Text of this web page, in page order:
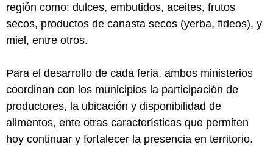
región como: dulces, embutidos, aceites, frutos
secos, productos de canasta secos (yerba, fideos), y
miel, entre otros.
Para el desarrollo de cada feria, ambos ministerios
coordinan con los municipios la participación de
productores, la ubicación y disponibilidad de
alimentos, ente otras características que permiten
hoy continuar y fortalecer la presencia en territorio.